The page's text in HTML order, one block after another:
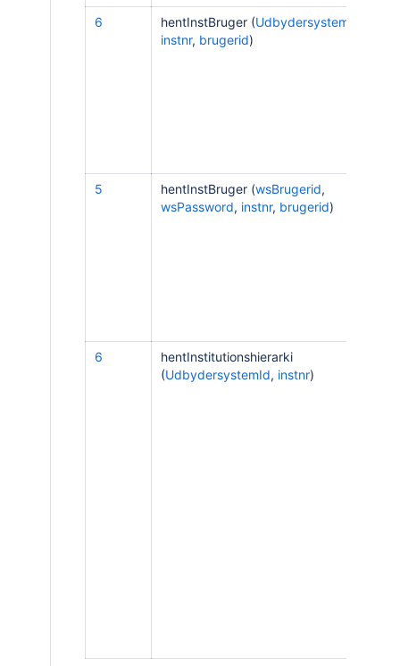
6 hentInstBruger (UdbydersystemId
instnr, brugerid)
5
hentInstBruger (wsBrugerid,
wsPassword, instnr, brugerid)
6
hentInstitutionshierarki
(UdbydersystemId, instnr)